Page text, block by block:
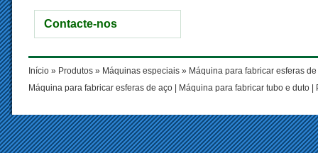
Contacte-nos
Início » Produtos » Máquinas especiais » Máquina para fabricar esferas
Máquina para fabricar esferas de aço
Máquina para fabricar tubo e duto